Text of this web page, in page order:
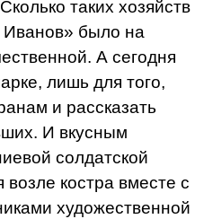
таких хозяйств
Иванов» было на
А сегодня
лишь для того,
и рассказать
И вкусным
солдатской
костра вместе с
художественной